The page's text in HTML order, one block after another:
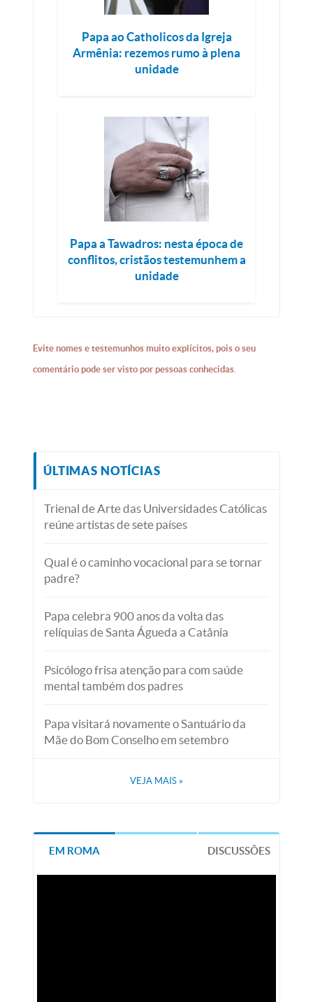
Papa ao Catholicos da Igreja
Armênia: rezemos rumo à plena
unidade
Papa a Tawadros: nesta época de
conflitos, cristãos testemunhem a
unidade
Evite nomes e testemunhos muito explícitos, pois o seu
comentário pode ser visto por pessoas conhecidas.
ÚLTIMAS NOTÍCIAS
Trienal de Arte das Universidades Católicas
reúne artistas de sete países
Qual é o caminho vocacional para se tornar
padre?
Papa celebra 900 anos da volta das
relíquias de Santa Águeda a Catânia
Psicólogo frisa atenção para com saúde
mental também dos padres
Papa visitará novamente o Santuário da
Mãe do Bom Conselho em setembro
VEJA MAIS »
EM ROMA DISCUSSÕES